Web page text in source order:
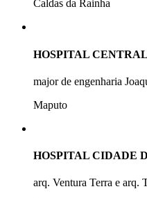
Caldas da Rainha
HOSPITAL
major de engenharia
Maputo
HOSPITAL CIDADE
arq. Ventura Terra e arq.